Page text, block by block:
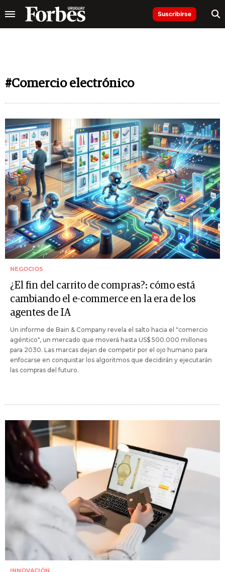
Suscribirse
#Comercio electrónico
NEGOCIOS
¿El fin del carrito de compras?: cómo está
cambiando el e-commerce en la era de los
agentes de IA
Un informe de Bain & Company revela el salto hacia el "comercio
agéntico", un mercado que moverá hasta US$ 500.000 millones
para 2030. Las marcas dejan de competir por el ojo humano para
enfocarse en conquistar los algoritmos que decidirán y ejecutarán
las compras del futuro.